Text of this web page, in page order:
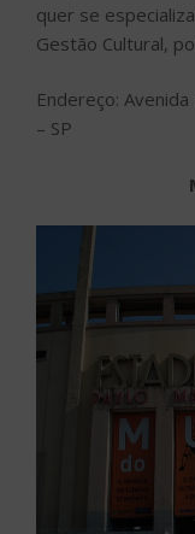
quer se
Gestão Cultural,
Endereço:
– SP